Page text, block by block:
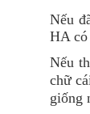
Nếu
HA có
Nếu
chữ
giống